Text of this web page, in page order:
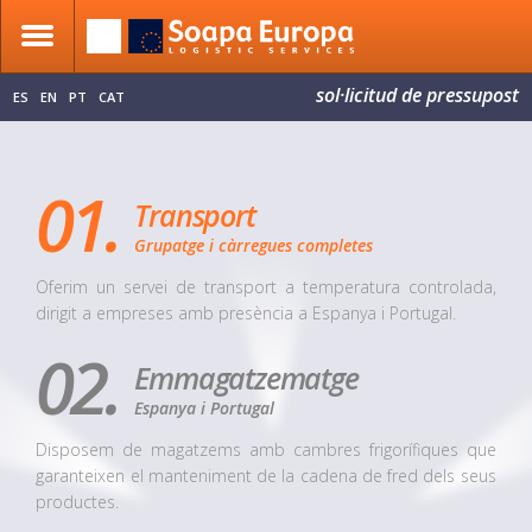
sol·licitud de pressupost
ES EN PT CAT
01. Transport
Grupatge i càrregues completes
Oferim un servei de transport a temperatura controlada,
dirigit a empreses amb presència a Espanya i Portugal.
02. Emmagatzematge
Espanya i Portugal
Disposem de magatzems amb cambres frigorífiques que
garanteixen el manteniment de la cadena de fred dels seus
productes.